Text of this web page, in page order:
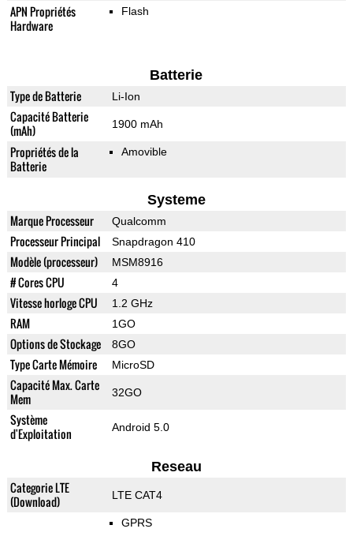
APN Propriétés
Hardware
Flash
Batterie
Type de Batterie Li-Ion
Capacité Batterie
(mAh)
1900 mAh
Propriétés de la
Batterie
Amovible
Systeme
Marque Processeur Qualcomm
Processeur Principal Snapdragon 410
Modèle (processeur) MSM8916
# Cores CPU 4
Vitesse horloge CPU 1.2 GHz
RAM 1GO
Options de Stockage 8GO
Type Carte Mémoire MicroSD
Capacité Max. Carte
Mem
32GO
Système
d'Exploitation
Android 5.0
Reseau
Categorie LTE
(Download)
LTE CAT4
GPRS